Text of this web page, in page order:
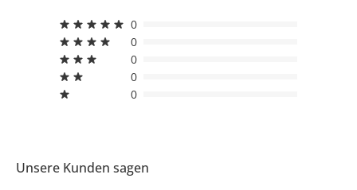
0
0
0
0
0
Unsere Kunden sagen